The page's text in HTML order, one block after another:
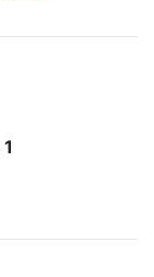
1